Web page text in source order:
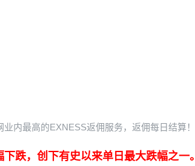
内最高的EXNESS返佣服务，返佣每日结算！
跌，创下有史以来单日最大跌幅之一。